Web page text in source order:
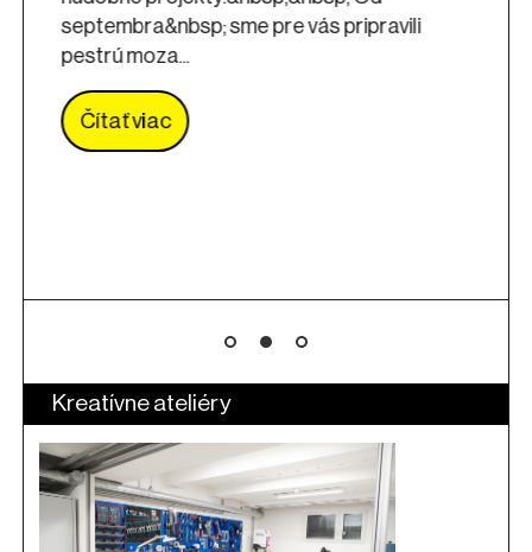
Rok Hviezdy 3.0, je podujatie, ktorým si
pripomenieme 3. rok fungovania KKC
Hviezda. Tak ako každý rok, aj
pripravíme široké spektrum kultúrno-
komunitných podujatí spájajúcich viac
Kreatívne ateliéry